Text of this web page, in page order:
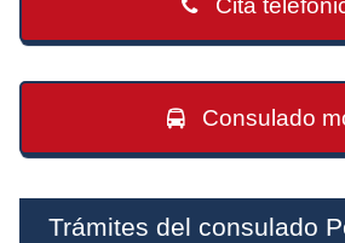
Cita
Consulado
Trámites del consulado